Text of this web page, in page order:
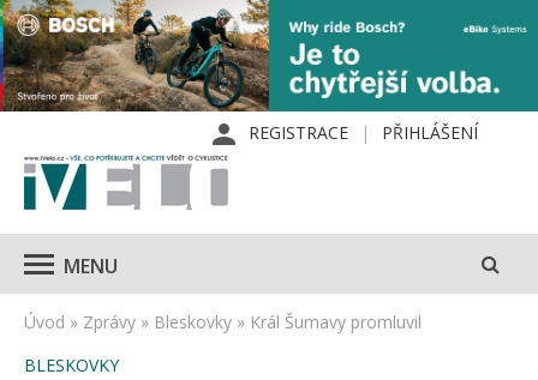
REGISTRACE PŘIHLÁŠENÍ
MENU
Úvod » Zprávy » Bleskovky » Král Šumavy promluvil
BLESKOVKY